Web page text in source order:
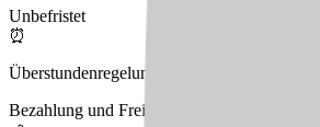
Unbefristet
⏰
Überstundenregelung
Bezahlung und Freizeitausgleich